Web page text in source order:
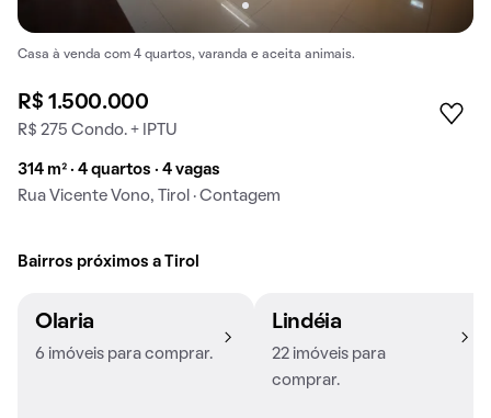
Casa à venda com 4 quartos, varanda e aceita animais.
R$ 1.500.000
R$ 275 Condo. + IPTU
314 m² · 4 quartos · 4 vagas
Rua Vicente Vono, Tirol · Contagem
Bairros próximos a Tirol
Olaria
6 imóveis para comprar.
Lindéia
22 imóveis para
comprar.